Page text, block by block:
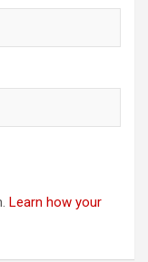
Learn how your